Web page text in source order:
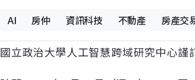
AI
房仲 資訊科技 不動產 房產交
國立政治大學人工智慧跨域研究中心謹